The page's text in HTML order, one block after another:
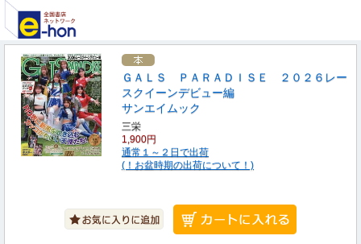
ＧＡＬＳ ＰＡＲＡＤＩＳＥ ２０２６レー
スクイーンデビュー編
サンエイムック
三栄
1,900円
通常１～２日で出荷
(！お盆時期の出荷について！)